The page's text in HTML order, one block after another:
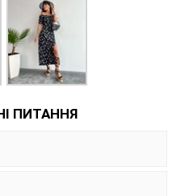
ПИТАННЯ